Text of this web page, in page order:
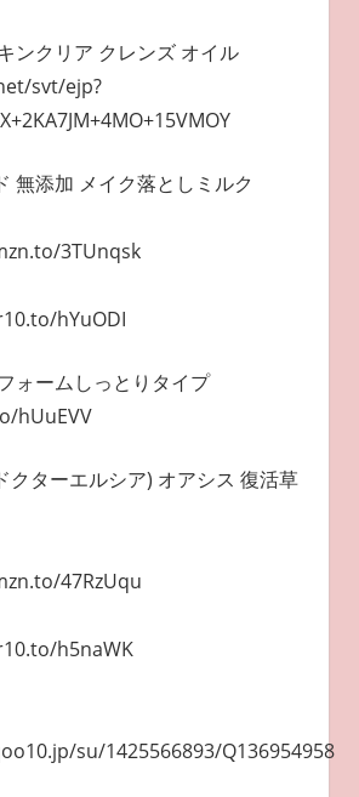
ンクリア クレンズ オイル
svt/ejp?
無添加 メイク落としミルク
3TUnqsk
hYuODI
ォームしっとりタイプ
hUuEVV
クターエルシア) オアシス 復活草
47RzUqu
h5naWK
su/1425566893/Q136954958